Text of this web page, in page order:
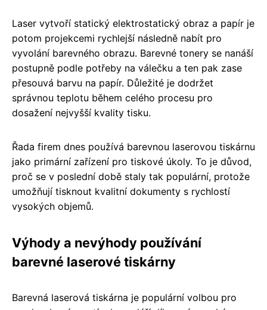
Laser vytvoří statický elektrostatický obraz a papír je
potom projekcemi rychlejší následně nabít pro
vyvolání barevného obrazu. Barevné tonery se nanáší
postupně podle potřeby na válečku a ten pak zase
přesouvá barvu na papír. Důležité je dodržet
správnou teplotu během celého procesu pro
dosažení nejvyšší kvality tisku.
Řada firem dnes používá barevnou laserovou tiskárnu
jako primární zařízení pro tiskové úkoly. To je důvod,
proč se v poslední době staly tak populární, protože
umožňují tisknout kvalitní dokumenty s rychlostí
vysokých objemů.
Výhody a nevýhody používání
barevné laserové tiskárny
Barevná laserová tiskárna je populární volbou pro